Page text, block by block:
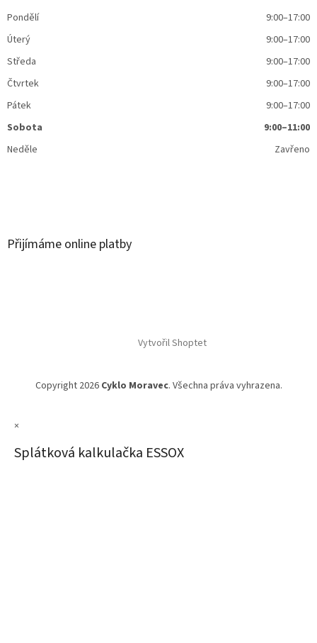
Pondělí
9:00–17:00
Úterý
9:00–17:00
Středa
9:00–17:00
Čtvrtek
9:00–17:00
Pátek
9:00–17:00
Sobota
9:00–11:00
Neděle
Zavřeno
Přijímáme online platby
Vytvořil Shoptet
Copyright 2026 Cyklo Moravec. Všechna práva vyhrazena.
×
Splátková kalkulačka ESSOX